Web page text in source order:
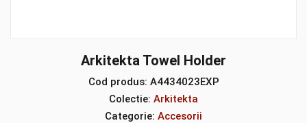
Arkitekta Towel Holder
Cod produs: A4434023EXP
Colectie: Arkitekta
Categorie: Accesorii